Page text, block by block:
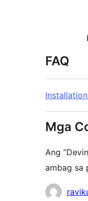
FAQ
Mga
Ang
ambag sa
Mga